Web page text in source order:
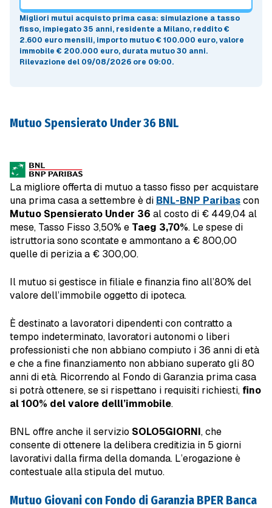
Migliori mutui acquisto prima casa: simulazione a tasso
fisso, impiegato 35 anni, residente a Milano, reddito €
2.600 euro mensili, importo mutuo€ 100.000 euro, valore
immobile € 200.000 euro, durata mutuo30 anni.
Rilevazione del 09/08/2026 ore 09:00.
Mutuo Spensierato Under 36 BNL
La migliore offerta di mutuo a tasso fisso per acquistare
una prima casa a settembre è di BNL-BNP Paribascon
Mutuo Spensierato Under 36 al costo di € 449,04 al
mese, Tasso Fisso 3,50% e Taeg 3,70%. Le spese di
istruttoria sono scontate e ammontano a € 800,00
quelle di perizia a € 300,00.
Il mutuo si gestisce in filiale e finanzia fino all’80% del
valore dell’immobile oggetto di ipoteca.
È destinato a lavoratori dipendenti con contratto a
tempo indeterminato, lavoratori autonomi o liberi
professionisti che non abbiano compiuto i 36 anni di età
e che a fine finanziamento non abbiano superato gli 80
anni di età. Ricorrendo al Fondo di Garanzia prima casa
si potrà ottenere, se si rispettano i requisiti richiesti, fino
al 100% del valore delll’immobile.
BNL offre anche il servizio SOLO5GIORNI, che
consente di ottenere la delibera creditizia in 5 giorni
lavorativi dalla firma della domanda. L’erogazione è
contestuale alla stipula del mutuo.
Mutuo Giovani con Fondo di Garanzia BPER Banca